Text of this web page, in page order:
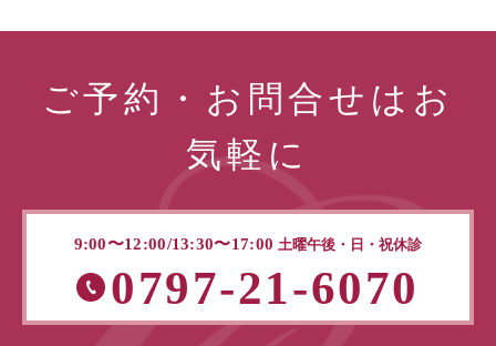
ご予約・お問合せはお
気軽に
9:00〜12:00/13:30〜17:00 土曜午後・日・祝休診
0797-21-6070